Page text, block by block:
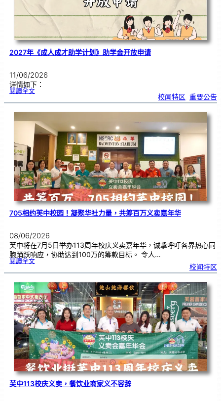
全
2027年《成人成才助学计划》助学金开放申请
11/06/2026
详情如下：
閱讀全文:2
7
《
成
成
才
助
学
计
放
申
请
校闻特区 重要公告
705相约芙中校园！凝聚华社力量，共筹百万义卖嘉年华
08/06/2026
芙中将在7月5日举办113周年校庆义卖嘉年华，诚挚呼吁各界热心同
胞踊跃响应，协助达到100万的筹款目标。 令人…
閱讀全文:
7
5
相
芙
中
校
园
！
凝
聚
华
社
力
量
，
共
筹
百
万
义
卖
嘉
年
华
校闻特区
芙中113校庆义卖，餐饮业商家义不容辞